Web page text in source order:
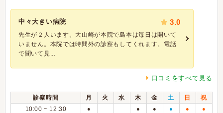
中々大きい病院 3.0
先生が２人います。大山崎が本院で島本は毎日は開いて
いません。本院では時間外の診察もしてくれます。電話
で聞いて見...
口コミをすべて見る
診察時間 月 火 水 木 金 土 日
祝
10:00 ~ 12:30
● ● ● ● ● ●